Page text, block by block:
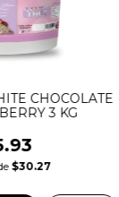
CHOCOLATE
3 KG
$30.27